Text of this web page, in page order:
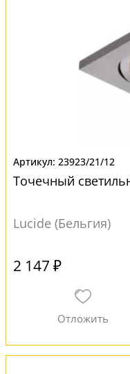
23923/21/12
Точечный
Lucide (Бельгия)
2 147 ₽